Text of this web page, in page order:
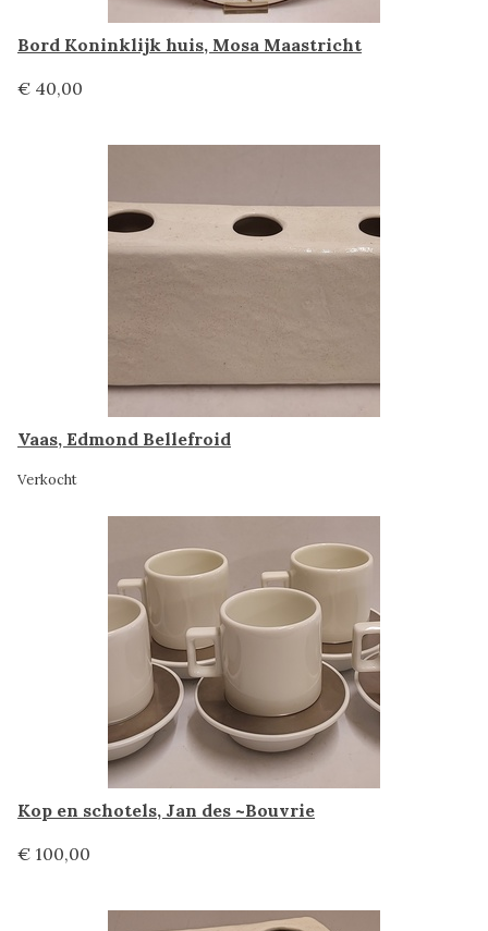
Bord Koninklijk huis, Mosa Maastricht
€ 40,00
Vaas, Edmond Bellefroid
Verkocht
Kop en schotels, Jan des ~Bouvrie
€ 100,00